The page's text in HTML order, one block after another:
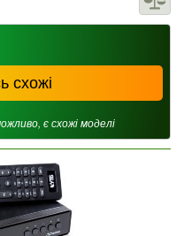
схожі
є схожі моделі